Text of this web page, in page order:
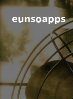
eunsoapps